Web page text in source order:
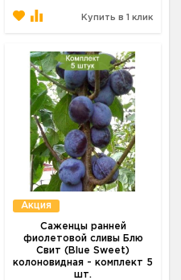
Купить в 1 клик
Акция
Саженцы ранней
фиолетовой сливы Блю
Свит (Blue Sweet)
колоновидная - комплект 5
шт.